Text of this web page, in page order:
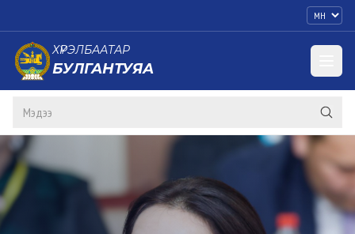
ХҮРЭЛБААТАР
БУЛГАНТУЯА